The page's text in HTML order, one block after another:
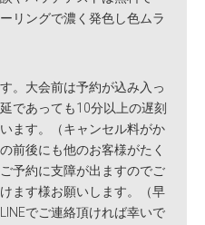
リングで濃く発色し色ムラ
。大会前は予約が込み入っ
であっても10分以上の遅刻
ます。（キャンセル料がか
前後にも他のお客様がたく
予約に支障が出ますのでご
ます様お願いします。（早
でご連絡頂ければ幸いで